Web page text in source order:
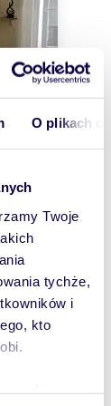
O plikach
Twoje
tychże,
i
kto